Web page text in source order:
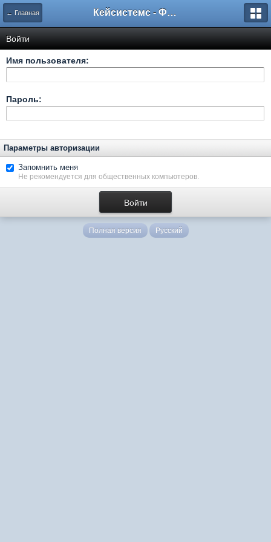
← Главная Кейсистемс - Форумы
Войти
Имя пользователя:
Пароль:
Параметры авторизации
Запомнить меня
Не рекомендуется для общественных компьютеров.
Полная версия Русский